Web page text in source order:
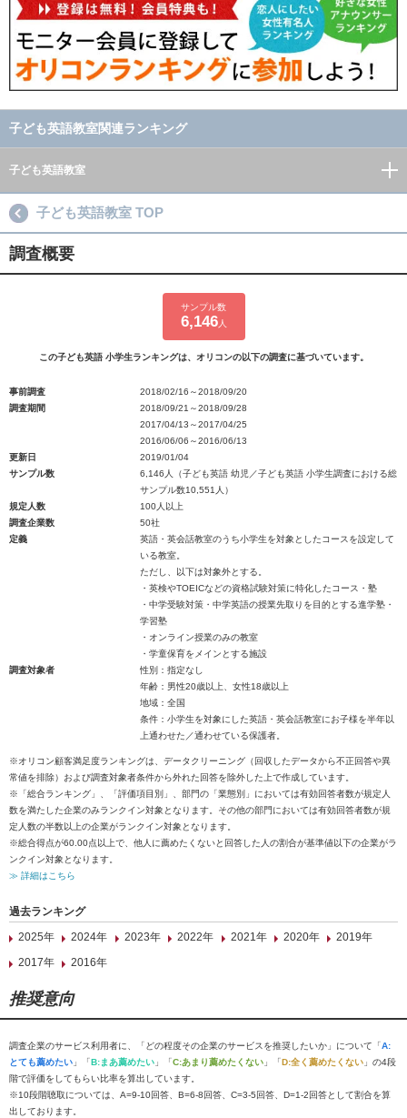
子ども英語教室関連ランキング
子ども英語教室
子ども英語教室 TOP
調査概要
サンプル数
6,146人
この子ども英語 小学生ランキングは、オリコンの以下の調査に基づいています。
事前調査
2018/02/16～2018/09/20
調査期間
2018/09/21～2018/09/28
2017/04/13～2017/04/25
2016/06/06～2016/06/13
更新日
2019/01/04
サンプル数
6,146人（子ども英語 幼児／子ども英語 小学生調査における総
サンプル数10,551人）
規定人数
100人以上
調査企業数
50社
定義
英語・英会話教室のうち小学生を対象としたコースを設定して
いる教室。
ただし、以下は対象外とする。
・英検やTOEICなどの資格試験対策に特化したコース・塾
・中学受験対策・中学英語の授業先取りを目的とする進学塾・
学習塾
・オンライン授業のみの教室
・学童保育をメインとする施設
調査対象者
性別：指定なし
年齢：男性20歳以上、女性18歳以上
地域：全国
条件：小学生を対象にした英語・英会話教室にお子様を半年以
上通わせた／通わせている保護者。
※オリコン顧客満足度ランキングは、データクリーニング（回収したデータから不正回答や異
常値を排除）および調査対象者条件から外れた回答を除外した上で作成しています。
※「総合ランキング」、「評価項目別」、部門の「業態別」においては有効回答者数が規定人
数を満たした企業のみランクイン対象となります。その他の部門においては有効回答者数が規
定人数の半数以上の企業がランクイン対象となります。
※総合得点が60.00点以上で、他人に薦めたくないと回答した人の割合が基準値以下の企業がラ
ンクイン対象となります。
≫ 詳細はこちら
過去ランキング
2025年
2024年 2023年 2022年 2021年 2020年
2019年
2017年
2016年
推奨意向
調査企業のサービス利用者に、「どの程度その企業のサービスを推奨したいか」について「A:
とても薦めたい 」「B:まあ薦めたい 」「C:あまり薦めたくない 」「D:全く薦めたくない 」の4段
階で評価をしてもらい比率を算出しています。
※10段階聴取については、A=9-10回答、B=6-8回答、C=3-5回答、D=1-2回答として割合を算
出しております。